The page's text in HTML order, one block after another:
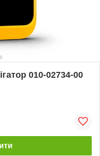
010-02734-00